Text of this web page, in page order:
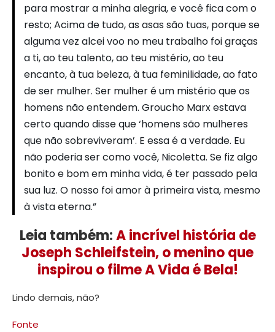
para mostrar a minha alegria, e você fica com o
resto; Acima de tudo, as asas são tuas, porque se
alguma vez alcei voo no meu trabalho foi graças
a ti, ao teu talento, ao teu mistério, ao teu
encanto, à tua beleza, à tua feminilidade, ao fato
de ser mulher. Ser mulher é um mistério que os
homens não entendem. Groucho Marx estava
certo quando disse que ‘homens são mulheres
que não sobreviveram’. E essa é a verdade. Eu
não poderia ser como você, Nicoletta. Se fiz algo
bonito e bom em minha vida, é ter passado pela
sua luz. O nosso foi amor à primeira vista, mesmo
à vista eterna.”
Leia também:A incrível história de
Joseph Schleifstein, o menino que
inspirou o filme A Vida é Bela!
Lindo demais, não?
Fonte